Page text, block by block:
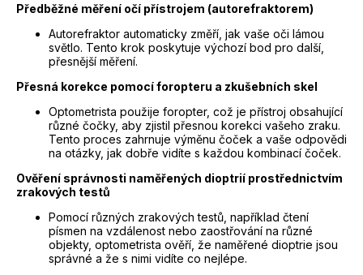
Předběžné měření očí přístrojem (autorefraktorem)
Autorefraktor automaticky změří, jak vaše oči lámou
světlo. Tento krok poskytuje výchozí bod pro další,
přesnější měření.
Přesná korekce pomocí foropteru a zkušebních skel
Optometrista použije foropter, což je přístroj obsahující
různé čočky, aby zjistil přesnou korekci vašeho zraku.
Tento proces zahrnuje výměnu čoček a vaše odpovědi
na otázky, jak dobře vidíte s každou kombinací čoček.
Ověření správnosti naměřených dioptrií prostřednictvím
zrakových testů
Pomocí různých zrakových testů, například čtení
písmen na vzdálenost nebo zaostřování na různé
objekty, optometrista ověří, že naměřené dioptrie jsou
správné a že s nimi vidíte co nejlépe.